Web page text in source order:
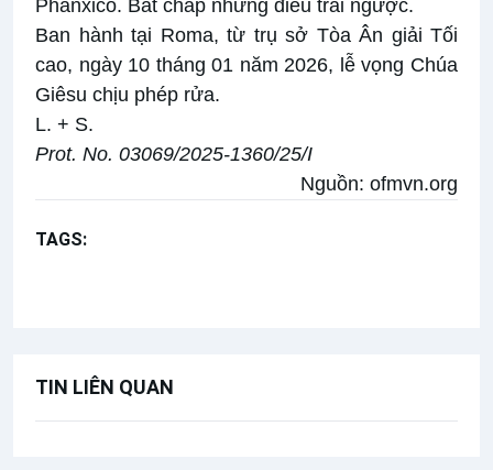
Phanxicô. Bất chấp những điều trái ngược.
Ban hành tại Roma, từ trụ sở Tòa Ân giải Tối
cao, ngày 10 tháng 01 năm 2026, lễ vọng Chúa
Giêsu chịu phép rửa.
L. + S.
Prot. No. 03069/2025-1360/25/I
Nguồn: ofmvn.org
TAGS:
TIN LIÊN QUAN